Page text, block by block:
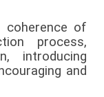
coherence of
process,
introducing
and